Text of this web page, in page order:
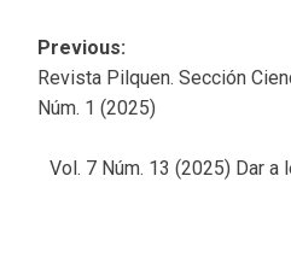
Post
navigation
Previous:
Revista Pilquen. Sección
Núm. 1 (2025)
Vol. 7 Núm. 13 (2025) Dar a